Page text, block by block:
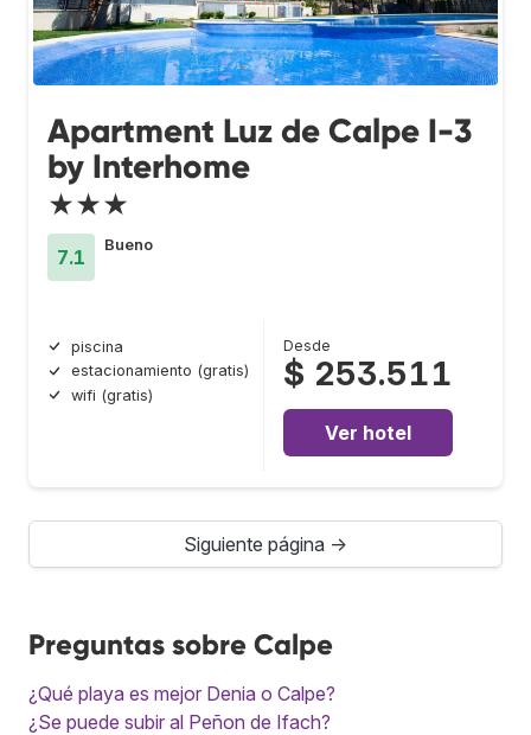
Apartment Luz de Calpe I-3
by Interhome
★★★
7.1
Bueno
piscina
estacionamiento (gratis)
wifi (gratis)
Desde
$ 253.511
Ver hotel
Siguiente página →
Preguntas sobre Calpe
¿Qué playa es mejor Denia o Calpe?
¿Se puede subir al Peñon de Ifach?